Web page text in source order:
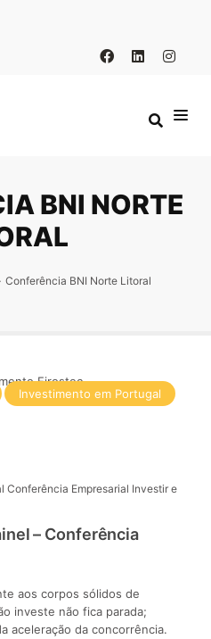
BNI NORTE
Conferência BNI Norte Litoral
Investimento em Portugal
Conferência Empresarial Investir e
– Conferência
aos corpos sólidos de
investe não fica parada;
aceleração da concorrência.